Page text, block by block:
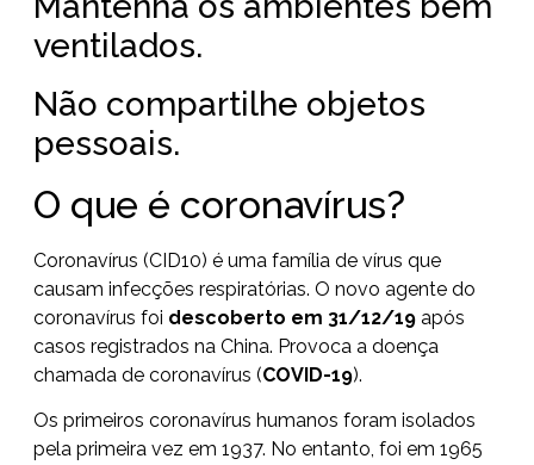
ventilados.
Não compartilhe objetos
pessoais.
O que é coronavírus?
Coronavírus (CID10) é uma família de vírus que
causam infecções respiratórias. O novo agente do
coronavírus foi descoberto em 31/12/19 após
casos registrados na China. Provoca a doença
chamada de coronavírus (COVID-19).
Os primeiros coronavírus humanos foram isolados
pela primeira vez em 1937. No entanto, foi em 1965